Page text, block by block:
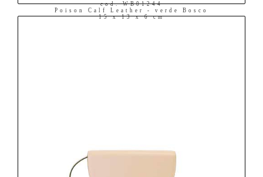
cod. WB01244
Poison Calf Leather - verde Bosco
15 x 13 x 6 cm